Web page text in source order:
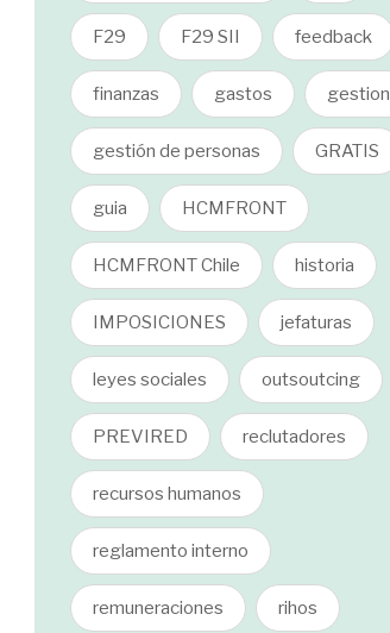
F29 F29 SII feedback
finanzas gastos gestion
gestión de personas GRATIS
guia HCMFRONT
HCMFRONT Chile historia
IMPOSICIONES jefaturas
leyes sociales outsoutcing
PREVIRED reclutadores
recursos humanos
reglamento interno
remuneraciones rihos